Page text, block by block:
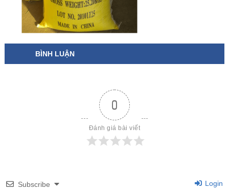
BÌNH LUẬN
0
Đánh giá bài viết
Subscribe Login